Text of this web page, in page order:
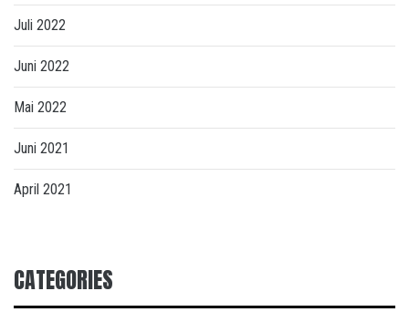
Juli 2022
Juni 2022
Mai 2022
Juni 2021
April 2021
CATEGORIES